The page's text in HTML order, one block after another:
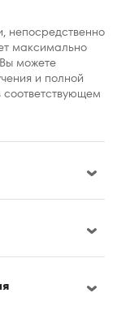
непосредственно
максимально
можете
и полной